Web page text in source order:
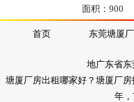
首页 东莞塘厦
地广东省
塘厦厂房出租哪家好？塘厦厂
年